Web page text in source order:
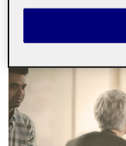
Sobre